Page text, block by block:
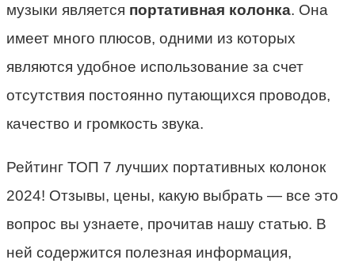
музыки является портативная колонка. Она
имеет много плюсов, одними из которых
являются удобное использование за счет
отсутствия постоянно путающихся проводов,
качество и громкость звука.
Рейтинг ТОП 7 лучших портативных колонок
2024! Отзывы, цены, какую выбрать — все это
вопрос вы узнаете, прочитав нашу статью. В
ней содержится полезная информация,